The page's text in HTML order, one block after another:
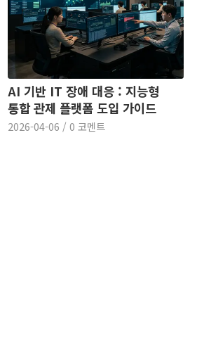
AI 기반 IT 장애 대응 : 지능형
통합 관제 플랫폼 도입 가이드
2026-04-06 / 0 코멘트